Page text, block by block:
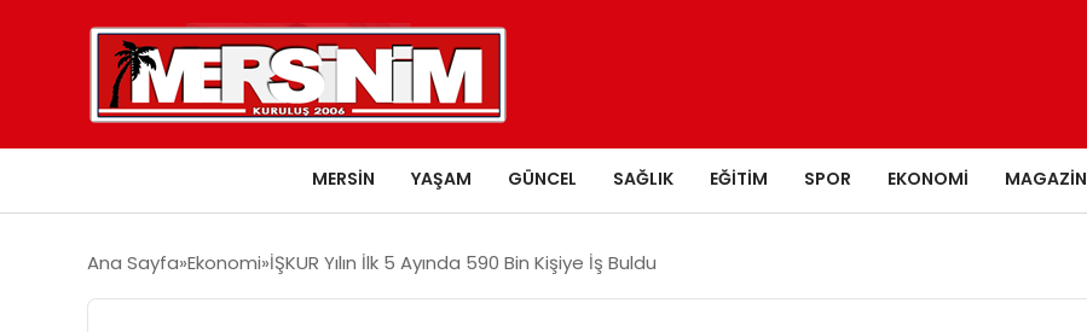
MERSIN YAŞAM GÜNCEL SAĞLIK EĞITIM SPOR EKONOMI MAGAZIN
Ana Sayfa Ekonomi İŞKUR Yılın İlk 5 Ayında 590 Bin Kişiye İş Buldu